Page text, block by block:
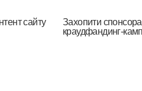
сайту
Захопити
краудфандинг-